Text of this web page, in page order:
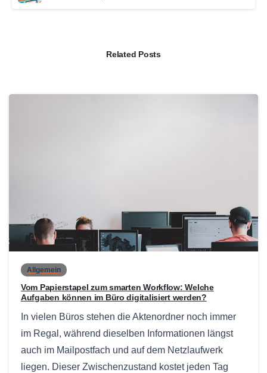
Related Posts
0
Allgemein
Vom Papierstapel zum smarten Workflow: Welche
Aufgaben können im Büro digitalisiert werden?
In vielen Büros stehen die Aktenordner noch immer
im Regal, während dieselben Informationen längst
auch im Mailpostfach und auf dem Netzlaufwerk
liegen. Dieser Zwischenzustand kostet jeden Tag